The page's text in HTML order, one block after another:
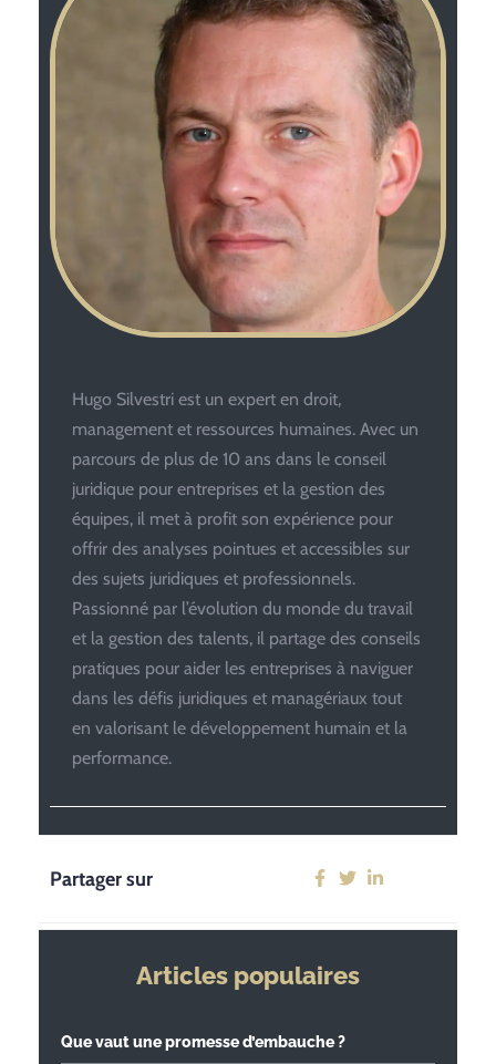
Hugo Silvestri est un expert en droit,
management et ressources humaines. Avec un
parcours de plus de 10 ans dans le conseil
juridique pour entreprises et la gestion des
équipes, il met à profit son expérience pour
offrir des analyses pointues et accessibles sur
des sujets juridiques et professionnels.
Passionné par l’évolution du monde du travail
et la gestion des talents, il partage des conseils
pratiques pour aider les entreprises à naviguer
dans les défis juridiques et managériaux tout
en valorisant le développement humain et la
performance.
Partager sur
Articles populaires
Que vaut une promesse d’embauche ?